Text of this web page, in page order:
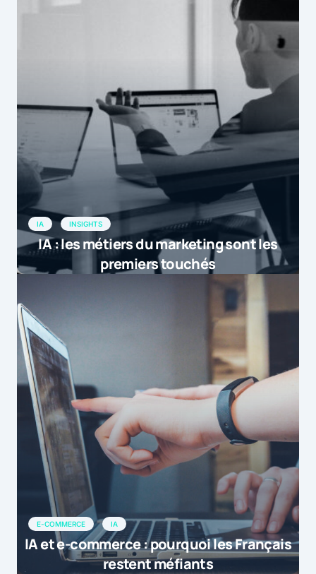
IA INSIGHTS
IA : les métiers du marketing sont les
premiers touchés
E-COMMERCE IA
IA et e-commerce : pourquoi les Français
restent méfiants